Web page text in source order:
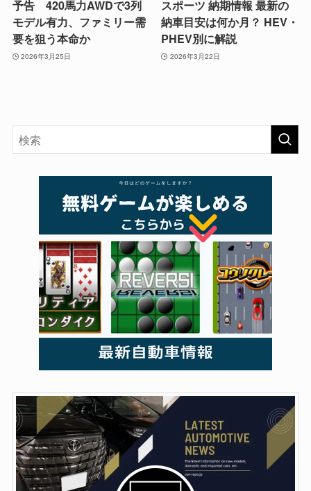
予告 420馬力AWDで3列
モデル有力、ファミリー需
要を狙う本命か
2026年3月25日
スポーツ 納期情報 最新の
納車目安は何か月？ HEV・
PHEV別に解説
2026年3月22日